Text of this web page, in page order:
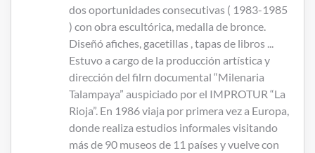
dos oportunidades consecutivas ( 1983-1985
) con obra escultórica, medalla de bronce.
Diseñó afiches, gacetillas , tapas de libros ...
Estuvo a cargo de la producción artística y
dirección del filrn documental “Milenaria
Talampaya” auspiciado por el IMPROTUR “La
Rioja”. En 1986 viaja por primera vez a Europa,
donde realiza estudios informales visitando
más de 90 museos de 11 países y vuelve con